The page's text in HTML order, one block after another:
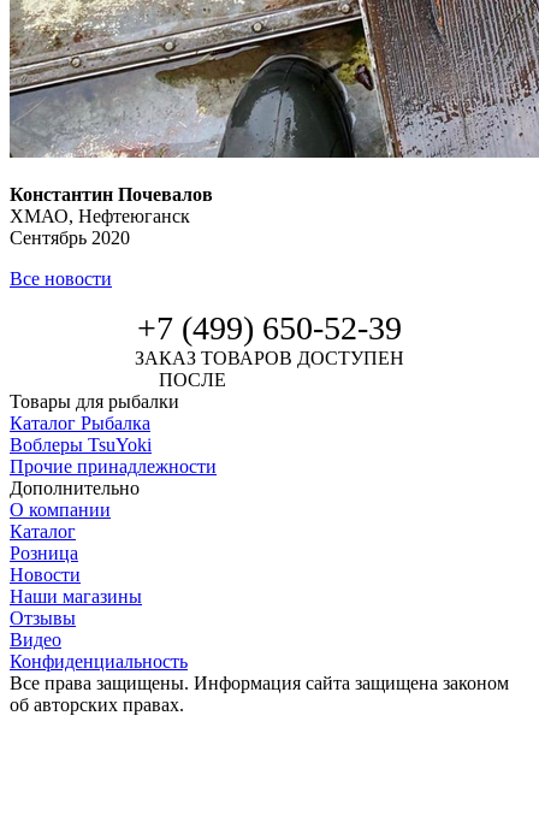
Константин Почевалов
ХМАО, Нефтеюганск
Сентябрь 2020
Все новости
+7 (499) 650-52-39
ЗАКАЗ ТОВАРОВ ДОСТУПЕН
ПОСЛЕ
Товары для рыбалки
Каталог Рыбалка
Воблеры TsuYoki
Прочие принадлежности
Дополнительно
О компании
Каталог
Розница
Новости
Наши магазины
Отзывы
Видео
Конфиденциальность
Все права защищены. Информация сайта защищена законом
об авторских правах.